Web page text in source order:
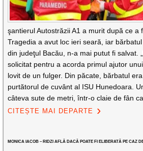
şantierul Autostrăzii A1 a murit după ce a
Tragedia a avut loc ieri seară, iar
din judeţul Bacău, n-a mai putut fi salvat.
solicitat pentru a acorda primul ajutor
lovit de un fulger. Din păcate, bărbatul
purtătorul de cuvânt al ISU Hunedoara.
câteva sute de metri, într-o claie de fân
CITEȘTE MAI DEPARTE
MONICA IACOB – RIDZI AFLĂ DACĂ POATE FI ELIBERATĂ PE CAZ